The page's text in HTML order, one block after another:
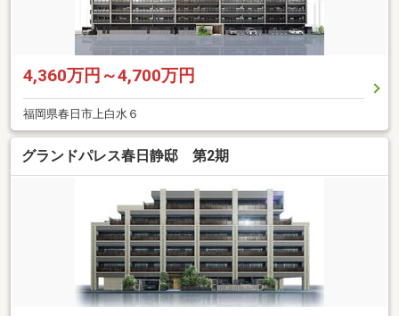
4,360万円～4,700万円
福岡県春日市上白水６
グランドパレス春日静邸 第2期